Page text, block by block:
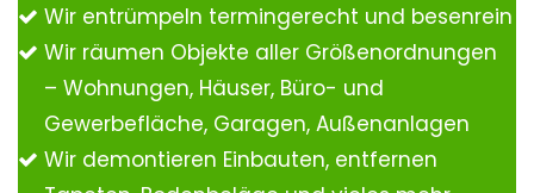
Wir entrümpeln termingerecht und besenrein
Wir räumen Objekte aller Größenordnungen
– Wohnungen, Häuser, Büro- und
Gewerbefläche, Garagen, Außenanlagen
Wir demontieren Einbauten, entfernen